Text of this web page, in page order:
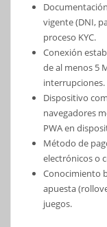
vigente (DNI,
proceso KYC.
Conexión
de al menos 5
interrupciones.
Dispositivo
navegadores
PWA en
Método de
electrónicos o
Conocimiento
apuesta
juegos.